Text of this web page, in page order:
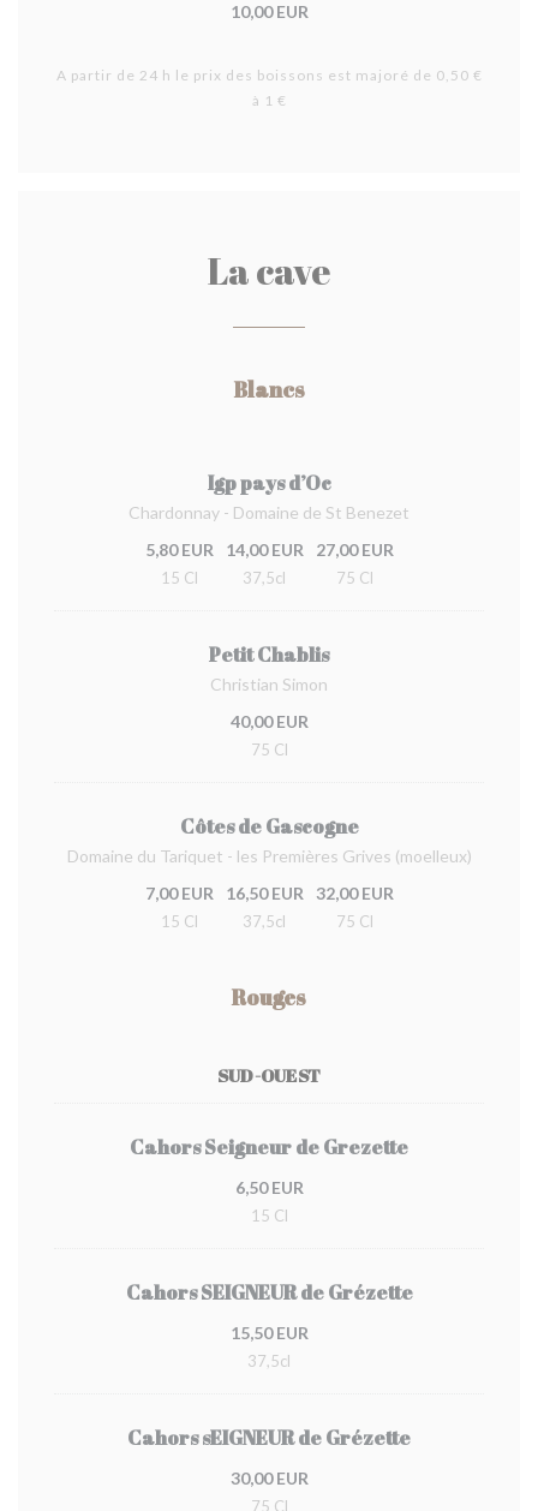
10,00 EUR
A partir de 24 h le prix des boissons est majoré de 0,50 €
à 1 €
La cave
Blancs
Igp pays d’Oc
Chardonnay - Domaine de St Benezet
5,80 EUR
15 Cl
14,00 EUR
37,5cl
27,00 EUR
75 Cl
Petit Chablis
Christian Simon
40,00 EUR
75 Cl
Côtes de Gascogne
Domaine du Tariquet - les Premières Grives (moelleux)
7,00 EUR
15 Cl
16,50 EUR
37,5cl
32,00 EUR
75 Cl
Rouges
SUD-OUEST
Cahors Seigneur de Grezette
6,50 EUR
15 Cl
Cahors SEIGNEUR de Grézette
15,50 EUR
37,5cl
Cahors sEIGNEUR de Grézette
30,00 EUR
75 Cl